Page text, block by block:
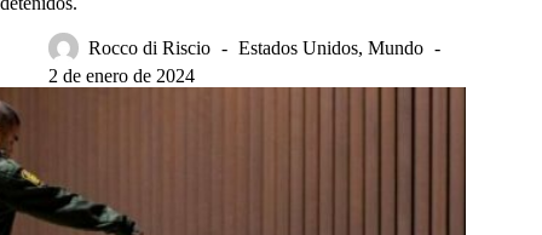
Rocco di Riscio Estados Unidos, Mundo
2 de enero de 2024